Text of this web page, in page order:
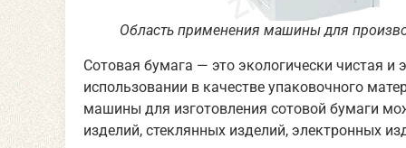
Область применения машины для
Сотовая бумага — это экологически чистая и
использовании в качестве упаковочного
машины для изготовления сотовой бумаги
изделий, стеклянных изделий, электронных